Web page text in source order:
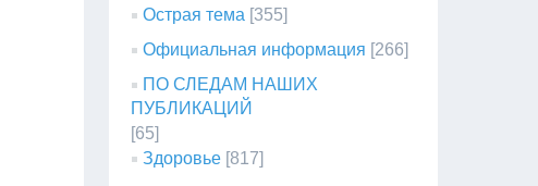
Острая тема [355]
Официальная информация [266]
ПО СЛЕДАМ НАШИХ
ПУБЛИКАЦИЙ
[65]
Здоровье [817]